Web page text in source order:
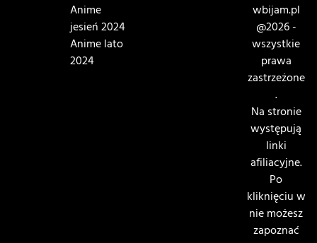
Anime
jesień 2024
Anime lato
2024
wbijam.pl
@2026 -
wszystkie
prawa
zastrzeżone
.
Na stronie
występują
linki
afiliacyjne.
Po
kliknięciu w
nie możesz
zapoznać